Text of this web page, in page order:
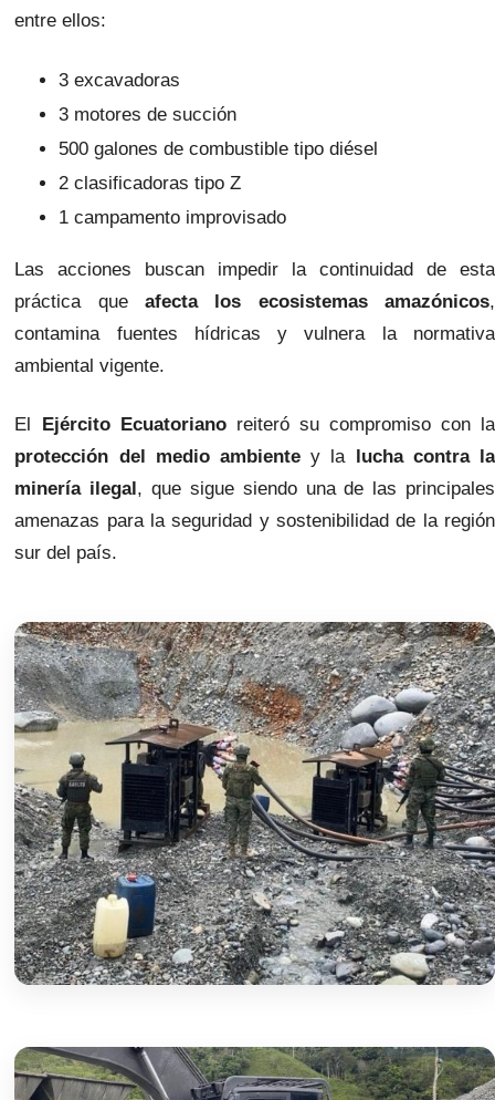
entre ellos:
3 excavadoras
3 motores de succión
500 galones de combustible tipo diésel
2 clasificadoras tipo Z
1 campamento improvisado
Las acciones buscan impedir la continuidad de esta
práctica queafecta los ecosistemas amazónicos,
contamina fuentes hídricas y vulnera la normativa
ambiental vigente.
El Ejército Ecuatorianoreiteró su compromiso con la
protección del medio ambiente y la lucha contra la
minería ilegal, que sigue siendo una de las principales
amenazas para la seguridad y sostenibilidad de la región
sur del país.